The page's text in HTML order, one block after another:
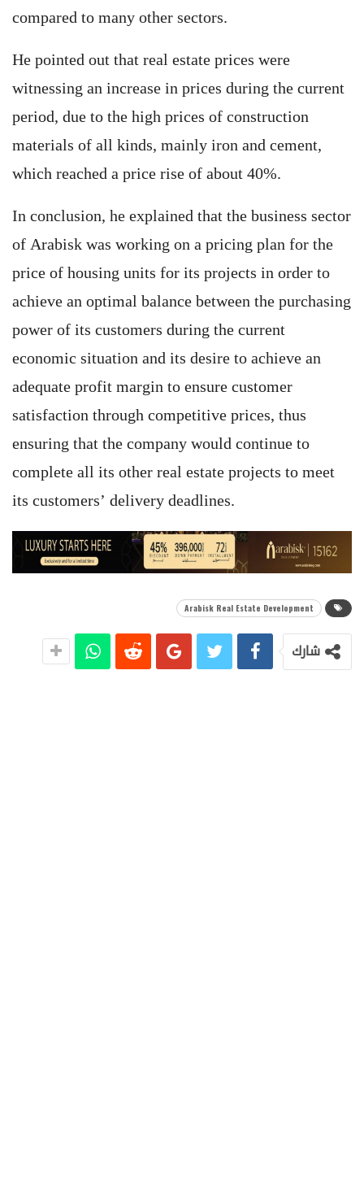
compared to many other sectors.
He pointed out that real estate prices were
witnessing an increase in prices during the current
period, due to the high prices of construction
materials of all kinds, mainly iron and cement,
which reached a price rise of about 40%.
In conclusion, he explained that the business sector
of Arabisk was working on a pricing plan for the
price of housing units for its projects in order to
achieve an optimal balance between the purchasing
power of its customers during the current
economic situation and its desire to achieve an
adequate profit margin to ensure customer
satisfaction through competitive prices, thus
ensuring that the company would continue to
complete all its other real estate projects to meet
its customers’ delivery deadlines.
Arabisk Real Estate Development
شارك